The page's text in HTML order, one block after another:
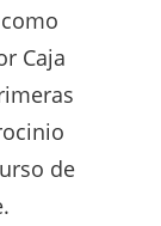
como
Caja
de